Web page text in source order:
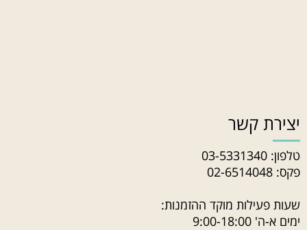
יצירת קשר
טלפון: 03-5331340
פקס: 02-6514048
שעות פעילות מוקד ההזמנות:
ימים א-ה' 9:00-18:00